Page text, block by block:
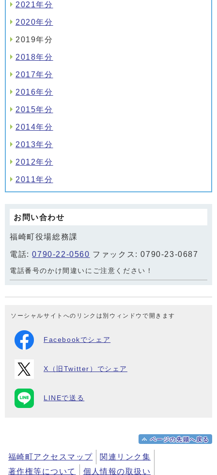
2021年分
2020年分
2019年分
2018年分
2017年分
2016年分
2015年分
2014年分
2013年分
2012年分
2011年分
お問い合わせ
福崎町役場総務課
電話:0790-22-0560 ファックス: 0790-23-0687
電話番号のかけ間違いにご注意ください！
ソーシャルサイトへのリンクは別ウィンドウで開きます
Facebookでシェア
X（旧Twitter）でシェア
LINEで送る
ページの先頭へ戻る
福崎町アクセスマップ
関連リンク集
著作権等について
個人情報の取扱い